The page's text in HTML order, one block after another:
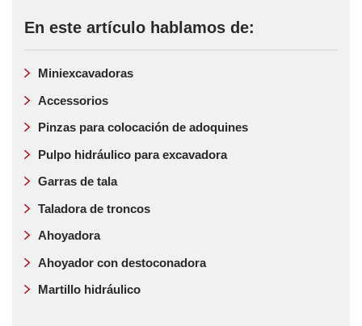
En este artículo hablamos de:
Miniexcavadoras
Accessorios
Pinzas para colocación de adoquines
Pulpo hidráulico para excavadora
Garras de tala
Taladora de troncos
Ahoyadora
Ahoyador con destoconadora
Martillo hidráulico